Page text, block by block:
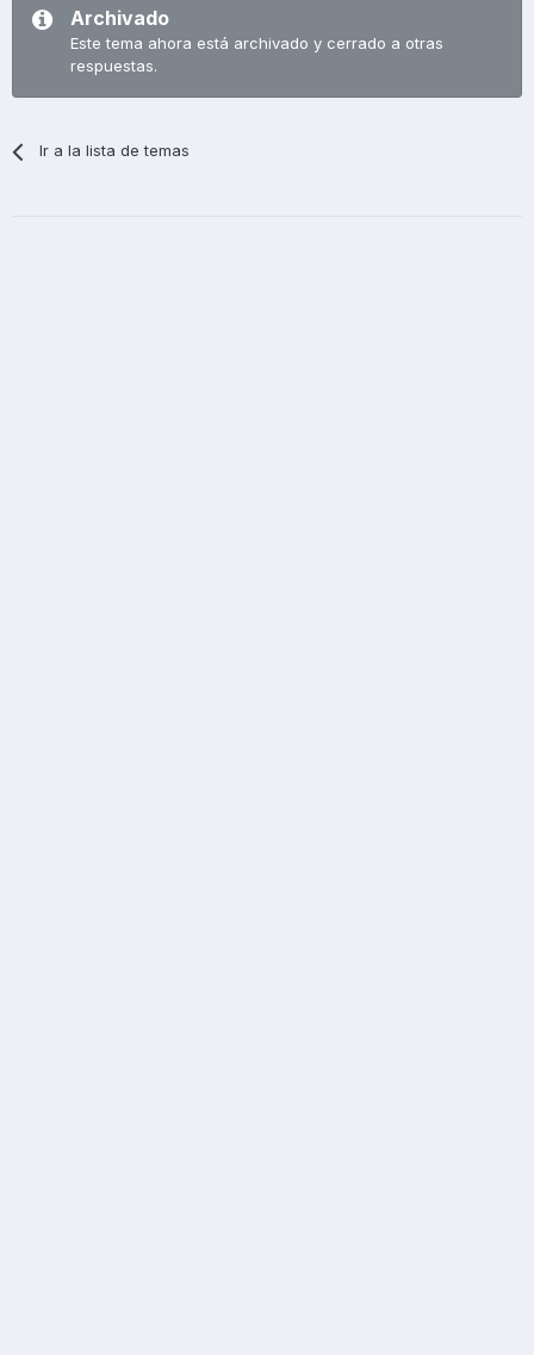
Archivado
Este tema ahora está archivado y cerrado a otras
respuestas.
Ir a la lista de temas